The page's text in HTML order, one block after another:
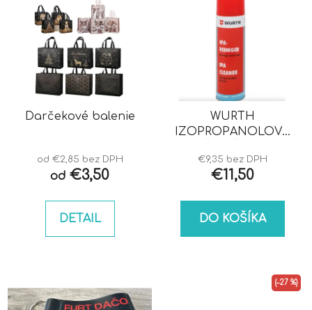
Darčekové balenie
od €2,85 bez DPH
od €3,50
DETAIL
WURTH
IZOPROPANOLOVÝ
€9,35 bez DPH
€11,50
DO KOŠÍKA
(–27 %)